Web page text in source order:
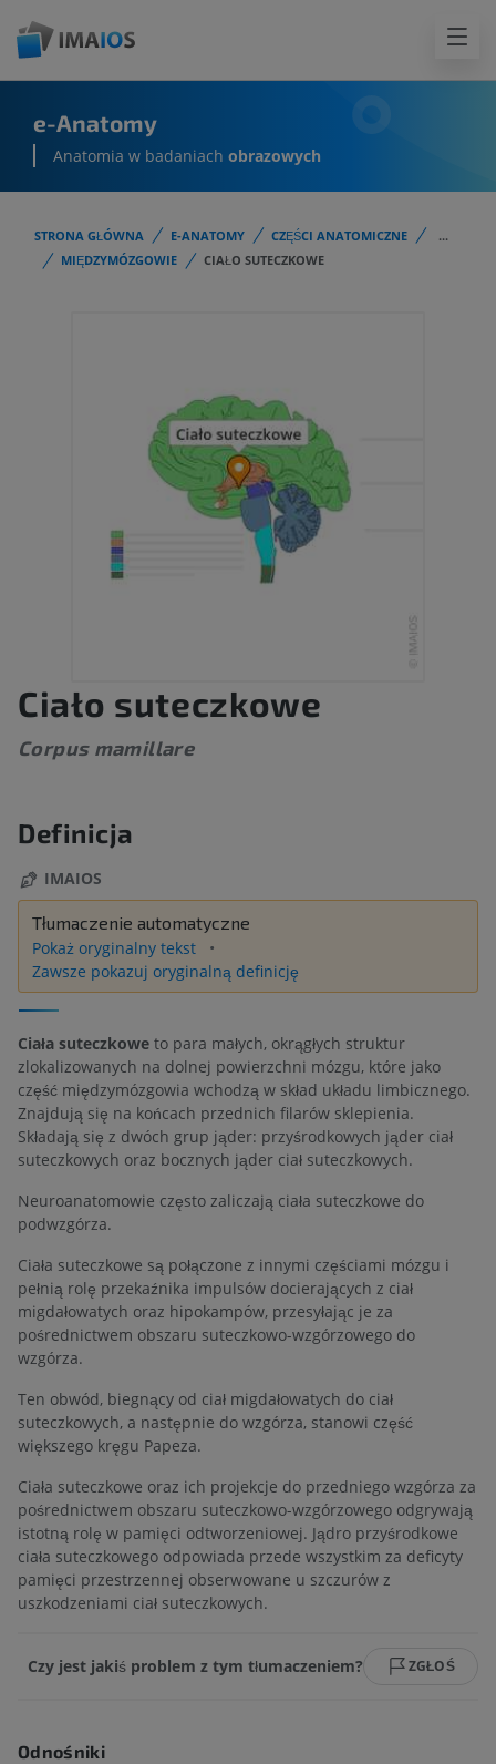
e-Anatomy
Anatomia w badaniach obrazowych
STRONA GŁÓWNA E-ANATOMY CZĘŚCI ANATOMICZNE
...
MIĘDZYMÓZGOWIE
CIAŁO SUTECZKOWE
Ciało suteczkowe
Corpus mamillare
Definicja
IMAIOS
Tłumaczenie automatyczne
Pokaż oryginalny tekst
Zawsze pokazuj oryginalną definicję
Ciała suteczkowe to para małych, okrągłych struktur
zlokalizowanych na dolnej powierzchni mózgu, które jako
część międzymózgowia wchodzą w skład układu limbicznego.
Znajdują się na końcach przednich filarów sklepienia.
Składają się z dwóch grup jąder: przyśrodkowych jąder ciał
suteczkowych oraz bocznych jąder ciał suteczkowych.
Neuroanatomowie często zaliczają ciała suteczkowe do
podwzgórza.
Ciała suteczkowe są połączone z innymi częściami mózgu i
pełnią rolę przekaźnika impulsów docierających z ciał
migdałowatych oraz hipokampów, przesyłając je za
pośrednictwem obszaru suteczkowo-wzgórzowego do
wzgórza.
Ten obwód, biegnący od ciał migdałowatych do ciał
suteczkowych, a następnie do wzgórza, stanowi część
większego kręgu Papeza.
Ciała suteczkowe oraz ich projekcje do przedniego wzgórza za
pośrednictwem obszaru suteczkowo-wzgórzowego odgrywają
istotną rolę w pamięci odtworzeniowej. Jądro przyśrodkowe
ciała suteczkowego odpowiada przede wszystkim za deficyty
pamięci przestrzennej obserwowane u szczurów z
uszkodzeniami ciał suteczkowych.
Czy jest jakiś problem z tym tłumaczeniem? ZGŁOŚ
Odnośniki